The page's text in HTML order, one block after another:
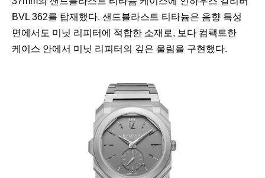
BVL 362를 탑재했다. 샌드블라스트 티타늄은 음향 특성
면에서도 미닛 리피터에 적합한 소재로, 보다 컴팩트한
케이스 안에서 미닛 리피터의 깊은 울림을 구현했다.